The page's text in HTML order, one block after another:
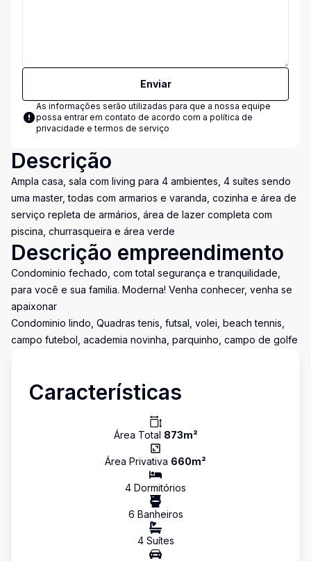
Enviar
As informações serão utilizadas para que a nossa equipe
possa entrar em contato de acordo com a política de
privacidade e termos de serviço
Descrição
Ampla casa, sala com living para 4 ambientes, 4 suítes sendo
uma master, todas com armarios e varanda, cozinha e área de
serviço repleta de armários, área de lazer completa com
piscina, churrasqueira e área verde
Descrição empreendimento
Condominio fechado, com total segurança e tranquilidade,
para você e sua familia. Moderna! Venha conhecer, venha se
apaixonar
Condominio lindo, Quadras tenis, futsal, volei, beach tennis,
campo futebol, academia novinha, parquinho, campo de golfe
Características
Área Total 873m²
Área Privativa 660m²
4 Dormitórios
6 Banheiros
4Suítes